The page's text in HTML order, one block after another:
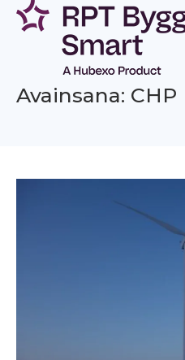
Siirry
sisältöön
Avainsana: CHP